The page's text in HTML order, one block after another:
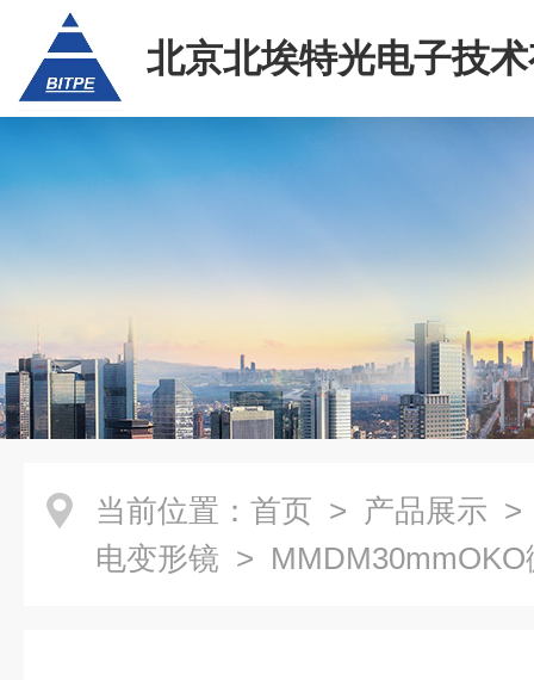
北京北埃特光电子技
任公司
当前位置： 首页 > 产品展示
电变形镜 >